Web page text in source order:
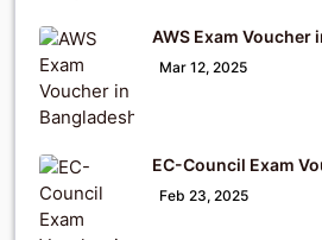
AWS Exam Voucher
Mar 12, 2025
EC-Council Exam
Feb 23, 2025